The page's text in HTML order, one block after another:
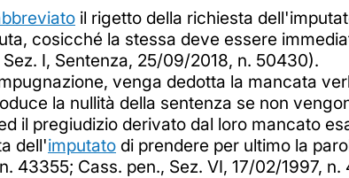
il rigetto della richiesta
cosicché la stessa deve essere
I, Sentenza, 25/09/2018, n. 50430).
venga dedotta la mancata
la nullità della sentenza se non
il pregiudizio derivato dal loro mancato
dell'imputato di prendere per ultimo la
43355; Cass. pen., Sez. VI, 17/02/1997, n.